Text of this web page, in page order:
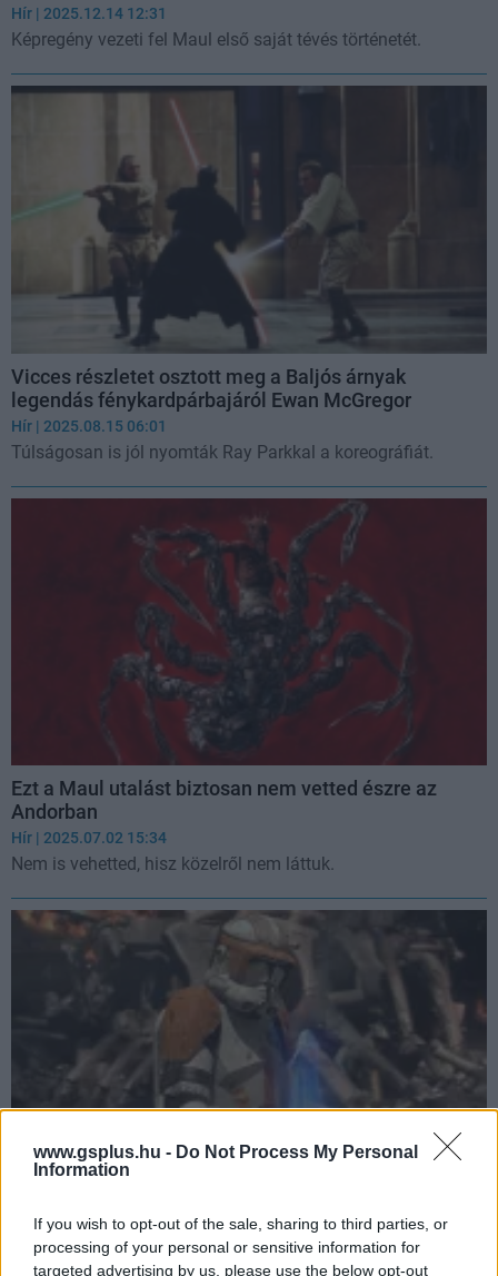
www.gsplus.hu - Do Not Process My Personal
Information
If you wish to opt-out of the sale, sharing to third parties, or
processing of your personal or sensitive information for
targeted advertising by us, please use the below opt-out
Hír | 2025.12.14 12:31
Képregény vezeti fel Maul első saját tévés történetét.
Vicces részletet osztott meg a Baljós árnyak
legendás fénykardpárbajáról Ewan McGregor
Hír | 2025.08.15 06:01
Túlságosan is jól nyomták Ray Parkkal a koreográfiát.
Ezt a Maul utalást biztosan nem vetted észre az
Andorban
Hír | 2025.07.02 15:34
Nem is vehetted, hisz közelről nem láttuk.
| 2023.07.03 16:50
Palpatine végső nagy terve a Star Wars univerzum összes